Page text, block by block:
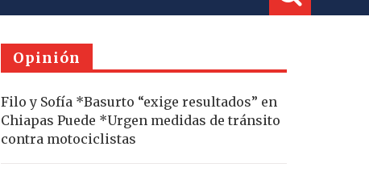
Opinión
Filo y Sofía *Basurto “exige resultados” en
Chiapas Puede *Urgen medidas de tránsito
contra motociclistas